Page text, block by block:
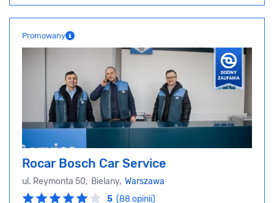
Promowany
Rocar Bosch Car Service
ul. Reymonta 50, Bielany, Warszawa
5 (88 opinii)